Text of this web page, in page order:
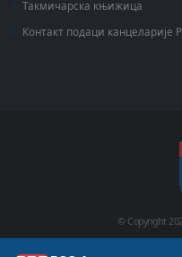
Такмичарска књижица
Контакт подаци канцеларије
© Copyright